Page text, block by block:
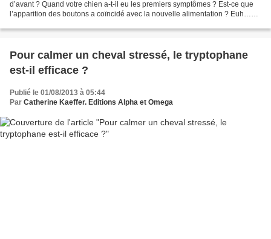
d’avant ? Quand votre chien a-t-il eu les premiers symptômes ? Est-ce que
l’apparition des boutons a coïncidé avec la nouvelle alimentation ? Euh…
Pour calmer un cheval stressé, le tryptophane
est-il efficace ?
Publié le 01/08/2013 à 05:44
Par Catherine Kaeffer. Editions Alpha et Omega